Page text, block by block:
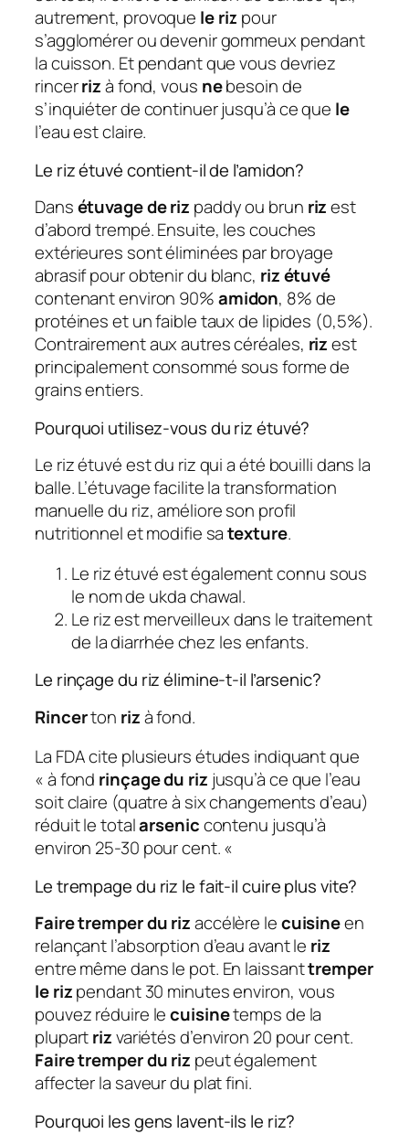
autrement, provoque le riz pour
s’agglomérer ou devenir gommeux pendant
la cuisson. Et pendant que vous devriez
rincerrizà fond, vous nebesoin de
s’inquiéter de continuer jusqu’à ce que le
l’eau est claire.
Le riz étuvé contient-il de l’amidon?
Dansétuvage de riz paddy ou brun rizest
d’abord trempé. Ensuite, les couches
extérieures sont éliminées par broyage
abrasif pour obtenir du blanc, riz étuvé
contenant environ 90%amidon, 8% de
protéines et un faible taux de lipides (0,5%).
Contrairement aux autres céréales, rizest
principalement consommé sous forme de
grains entiers.
Pourquoi utilisez-vous du riz étuvé?
Le riz étuvé est du riz qui a été bouilli dans la
balle. L’étuvage facilite la transformation
manuelle du riz, améliore son profil
nutritionnel et modifie satexture.
Le riz étuvé est également connu sous
le nom de ukda chawal.
Le riz est merveilleux dans le traitement
de la diarrhée chez les enfants.
Le rinçage du riz élimine-t-il l’arsenic?
Rincerton rizà fond.
La FDA cite plusieurs études indiquant que
« à fond rinçage du riz jusqu’à ce que l’eau
soit claire (quatre à six changements d’eau)
réduit le totalarseniccontenu jusqu’à
environ 25-30 pour cent. «
Le trempage du riz le fait-il cuire plus vite?
Faire tremper du rizaccélère lecuisineen
relançant l’absorption d’eau avant le riz
entre même dans le pot. En laissanttremper
le rizpendant 30 minutes environ, vous
pouvez réduire lecuisinetemps de la
plupartrizvariétés d’environ 20 pour cent.
Faire tremper du riz peut également
affecter la saveur du plat fini.
Pourquoi les gens lavent-ils le riz?